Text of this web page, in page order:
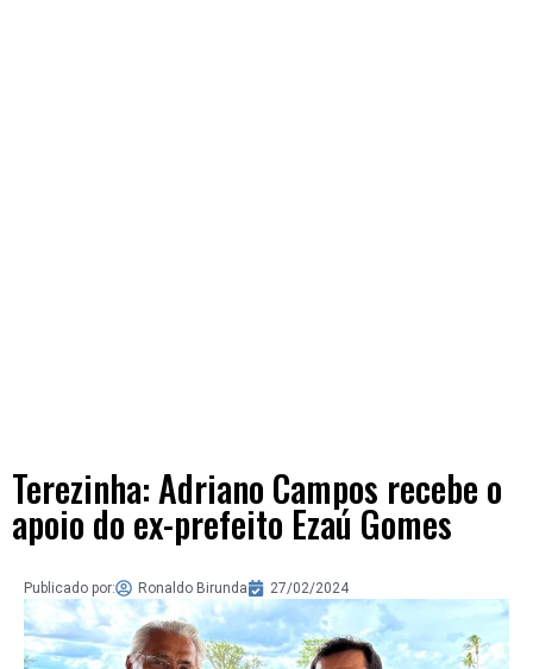
Terezinha: Adriano Campos recebe o
apoio do ex-prefeito Ezaú Gomes
Publicado por: Ronaldo Birunda 27/02/2024